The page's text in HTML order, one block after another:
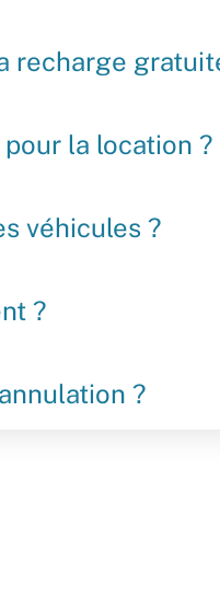
recharge
la location ?
véhicules ?
?
?